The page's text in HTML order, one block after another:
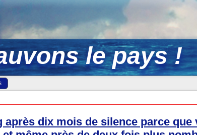
le pays !
après dix mois de silence parce que